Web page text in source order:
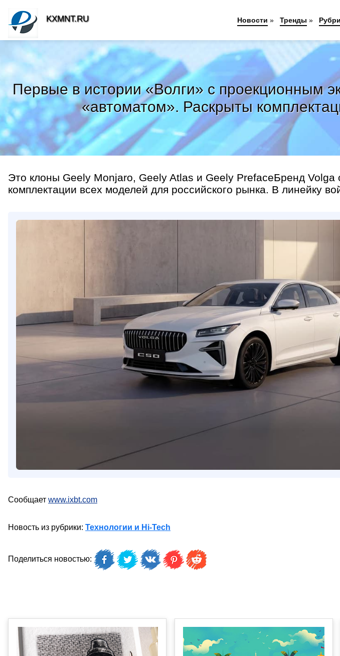
Первые в истории «Волги» с проекционным
«автоматом». Раскрыты
Это клоны Geely Monjaro, Geely Atlas и Geely PrefaceБренд Volga
комплектации всех моделей для российского рынка. В линейку
Сообщает www.ixbt.com
Новость из рубрики: Технологии и Hi-Tech
Поделиться новостью:
KXMNT.RU Новости » Тренды »